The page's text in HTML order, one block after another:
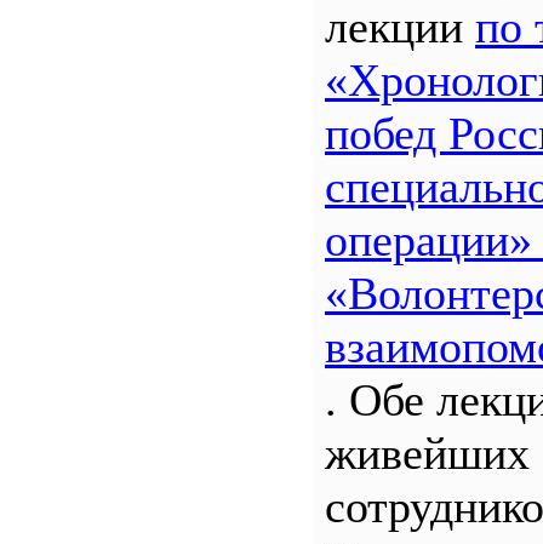
лекции по
побед
. Обе
живейших